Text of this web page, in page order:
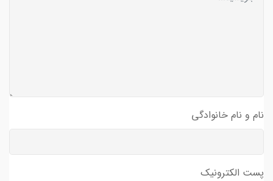
نام و نام خانوادگی
پست الکترونیک